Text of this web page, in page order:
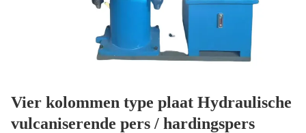
Vier kolommen type plaat Hydraulische
vulcaniserende pers / hardingspers